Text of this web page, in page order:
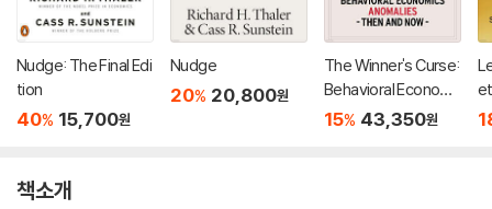
Nudge: The Final Edi
tion
40% 15,700원
Nudge
20% 20,800원
The Winner's Curse:
Behavioral Economi
cs Anomalies, Then
15% 43,350원
책소개